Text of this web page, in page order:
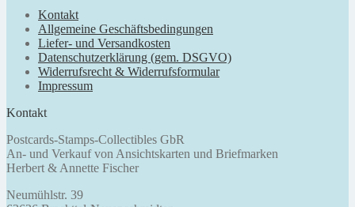
Kontakt
Allgemeine Geschäftsbedingungen
Liefer- und Versandkosten
Datenschutzerklärung (gem. DSGVO)
Widerrufsrecht & Widerrufsformular
Impressum
Kontakt
Postcards-Stamps-Collectibles GbR
An- und Verkauf von Ansichtskarten und Briefmarken
Herbert & Annette Fischer
Neumühlstr. 39